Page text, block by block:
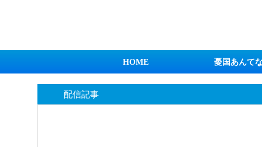
HOME 憂国あんて
配信記事